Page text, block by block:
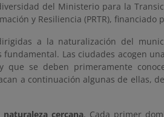
del Ministerio para la
y Resiliencia (PRTR), financiado
a la naturalización del
Las ciudades acogen
se deben primeramente
a continuación algunas de ellas,
cercana. Cada primer